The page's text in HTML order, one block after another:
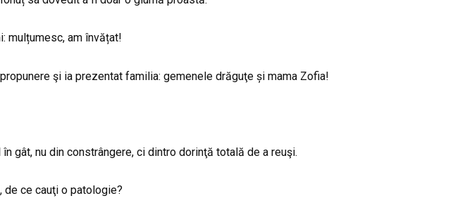
mulțumesc, am învățat!
şi ia prezentat familia: gemenele drăguţe și mama Zofia!
gât, nu din constrângere, ci dintro dorinţă totală de a reuşi.
de ce cauţi o patologie?